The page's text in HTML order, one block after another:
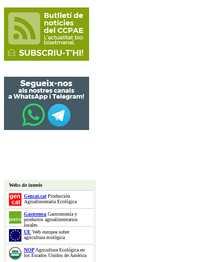
Webs de interés
Gencat.catProducción
Agroalimentaria Ecológica
Gastroteca Gastronomía y
productos agroalimentarios
locales
UE Web europea sobre
agricultura ecológica
NOPAgricultura Ecológica en
los Estados Unidos de América